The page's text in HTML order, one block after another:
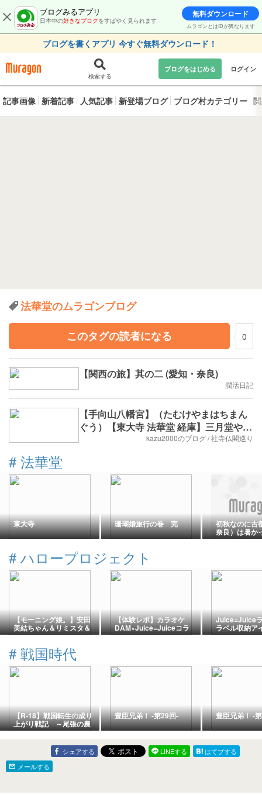
ブログみるアプリ
日本中の好きなブログをすばやく見られます
無料ダウンロード
ムラゴンとはIDが異なります
ブログを書くアプリ 今すぐ無料ダウンロード！
検索する
ブログをはじめる ログイン
記事画像 新着記事 人気記事 新登場ブログ ブログ村カテゴリー
法華堂のムラゴンブログ
このタグの読者になる
0
【関西の旅】其の二 (愛知・奈良)
潤活日記
【手向山八幡宮】（たむけやまはちまん
ぐう）【東大寺 法華堂 経庫】三月堂や手
向山八幡宮に囲まれた位置にある「校倉
kazu2000のブログ / 社寺仏閣巡り
# 法華堂
東大寺 珊瑚婚旅行の巻 完 初秋なのに古
奈良）は暑か
らけの逍遥と
# ハロープロジェクト
【モーニング娘。】安田
美結ちゃん＆リミスタ＆
秋ツアー福岡公演【ハロ
【体験レポ】カラオケ
DAM×Juice=Juiceコラ
ボキャンペーンに参加！
Juice=Juice
ラベル収納ア
均グッズで簡
# 戦国時代
【R-18】戦国転生の成り
上がり戦記 ～尾張の農
民に転生した俺は、戦国
時代をＨに成り上がって
いく～ 感想【戦国・転
豊臣兄弟！ -第29回- 豊臣兄弟！ -
シェアする LINEする
はてブする
メールする